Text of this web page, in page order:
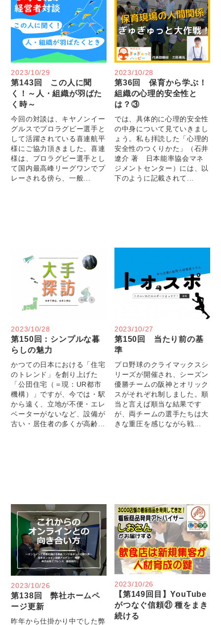
2023/10/29
第143回 この人に聞
く！～人・組織が羽ばた
く時～
今回の対談は、キヤノンイー
グルスでプロラグビー選手と
して活躍されている喜連航平
様にご協力頂きました。喜連
様は、プロラグビー選手とし
て国内最高峰リーグワンでプ
レーされる傍ら、一般...
2023/10/28
第36回 保育から学ぶ！
組織の心理的安全性と
は？③
では、具体的に心理的安全性
の中身について見ていきまし
ょう。私も拝読した「心理的
安全性のつくりかた」（石井
遼介 著 日本能率協会マネ
ジメントセンター）には、以
下のように記載されて...
2023/10/28
第150回：シンプルな暮
らしの魅力
かつての日本における「住宅
のトレンド」を創り上げた
「公団住宅（＝現：UR都市
機構）」ですが、今では・駅
から遠く、立地が不便・エレ
ベーターがないなど、設備が
古い・居住者の多くが高齢...
2023/10/27
第150回 当たり前の基
準
プロ野球のクライマックスシ
リーズが開催され、シーズン
優勝チームの阪神とオリック
スがそれぞれ制しました。順
当と言えば順当な結果です
が、両チームの選手たちは大
きな重圧を感じながら戦...
2023/10/26
第138回 弊社ホームペ
ージ更新
昨年から仕掛かり中でした弊
2023/10/26
【第149回目】YouTube
がつなぐ信頼㉑ 種をまき
続ける